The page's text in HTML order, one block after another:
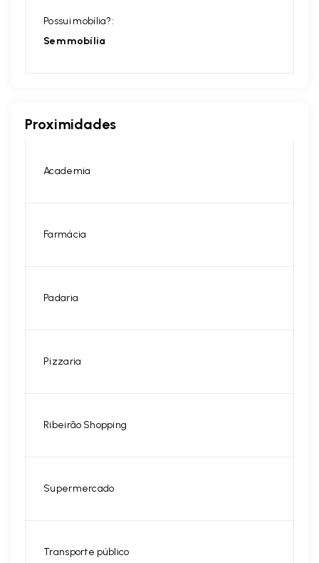
Possui mobília?:
Sem mobília
Proximidades
Academia
Farmácia
Padaria
Pizzaria
Ribeirão Shopping
Supermercado
Transporte público